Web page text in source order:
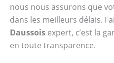
nous nous assurons que
dans les meilleurs délais.
Daussois expert, c’est la
en toute transparence.